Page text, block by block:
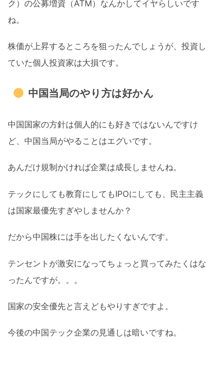
ク）の公募増資（ATM）なんかしてイヤらしいです
ね。
株価が上昇するところを狙ったんでしょうが、投資し
ていた個人投資家は大損です。
中国当局のやり方は好かん
中国国家の方針は個人的にも好きではないんですけ
ど、中国当局がやることはエグいです。
あんだけ規制かければ企業は成長しませんね。
テックにしても教育にしてもIPOにしても、民主主義
は国家最優先すぎやしませんか？
だから中国株には手を出したくないんです。
テンセントが激安になってちょっと買ってみたくはな
ったんですが。。。
国家の安全優先と言えどもやりすぎですよ。
今後の中国テック企業の見通しは暗いですね。